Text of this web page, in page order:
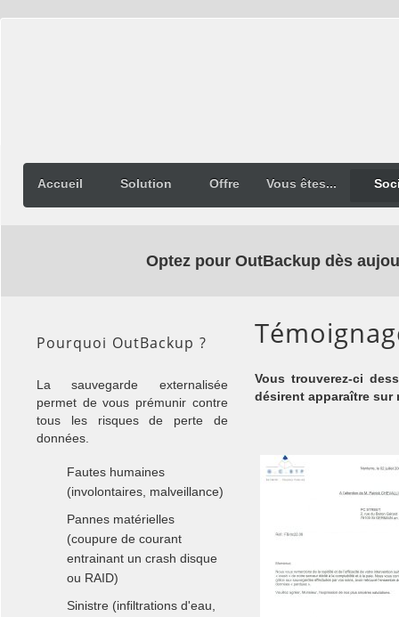
Accueil Solution Offre Vous êtes...
Optez pour OutBackup dès
Vous trouverez-ci
désirent apparaître sur
Pourquoi OutBackup ?
La sauvegarde externalisée
permet de vous prémunir contre
tous les risques de perte de
données.
Fautes humaines
(involontaires, malveillance)
Pannes matérielles
(coupure de courant
entrainant un crash disque
ou RAID)
Sinistre (infiltrations d'eau,